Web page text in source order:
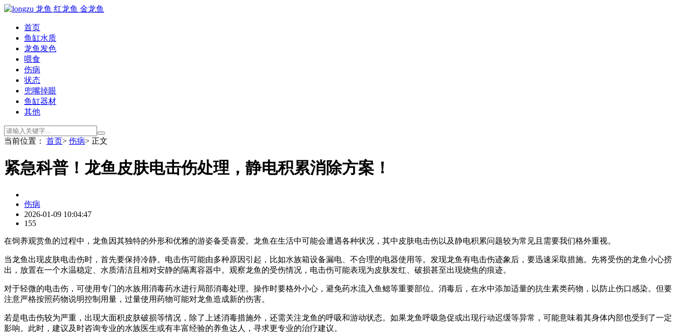
首页
鱼缸水质
龙鱼发色
喂食
伤病
状态
兜嘴掉眼
鱼缸器材
其他
当前位置： 首页> 伤病> 正文
紧急科普！龙鱼皮肤电击伤处理，静电积累消除方案！
伤病
2026-01-09 10:04:47
155
在饲养观赏鱼的过程中，龙鱼因其独特的外形和优雅的游姿备受喜爱。龙鱼在生活中可能会遭遇各种状况，其中皮肤电击伤以及静电积累问题较为常见且需要我们格外重视。
当龙鱼出现皮肤电击伤时，首先要保持冷静。电击伤可能由多种原因引起，比如水族箱设备漏电、不合理的电器使用等。发现龙鱼有电击伤迹象后，要迅速采取措施。先将受伤的龙鱼小心捞
出，放置在一个水温稳定、水质清洁且相对安静的隔离容器中。观察龙鱼的受伤情况，电击伤可能表现为皮肤发红、破损甚至出现烧焦的痕迹。
对于轻微的电击伤，可使用专门的水族用消毒药水进行局部消毒处理。操作时要格外小心，避免药水流入鱼鳃等重要部位。消毒后，在水中添加适量的抗生素类药物，以防止伤口感染。但要
注意严格按照药物说明控制用量，过量使用药物可能对龙鱼造成新的伤害。
若是电击伤较为严重，出现大面积皮肤破损等情况，除了上述消毒措施外，还需关注龙鱼的呼吸和游动状态。如果龙鱼呼吸急促或出现行动迟缓等异常，可能意味着其身体内部也受到了一定
影响。此时，建议及时咨询专业的水族医生或有丰富经验的养鱼达人，寻求更专业的治疗建议。